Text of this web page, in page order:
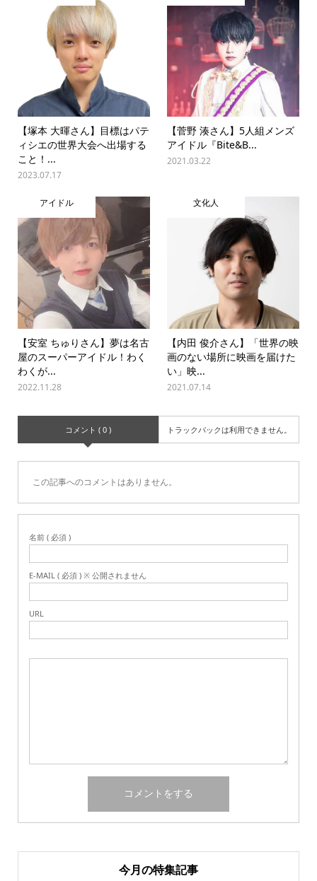
【塚本 大暉さん】目標はパテ
ィシエの世界大会へ出場する
こと！...
2023.07.17
【菅野 湊さん】5人組メンズ
アイドル『Bite&B...
2021.03.22
アイドル
【安室 ちゅりさん】夢は名古
屋のスーパーアイドル！わく
わくが...
2022.11.28
文化人
【内田 俊介さん】「世界の映
画のない場所に映画を届けた
い」映...
2021.07.14
コメント ( 0 ) トラックバックは利用できません。
この記事へのコメントはありません。
名前 ( 必須 )
E-MAIL ( 必須 ) ※ 公開されません
URL
今月の特集記事